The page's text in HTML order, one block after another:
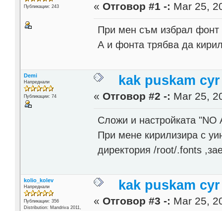
Публикации: 243 « Отговор #1 -: Mar 25,
При мен съм избрал фонт
А и фонта трябва да
Demi
Напреднали
Публикации: 74
kak puskam
« Отговор #2 -: Mar 25,
Сложи и настройката "NO
При мене кирилизира с
директория /root/.fonts
kolio_kolev
Напреднали
Публикации: 356
Distribution: Mandriva 2011,
kak puskam
« Отговор #3 -: Mar 25,